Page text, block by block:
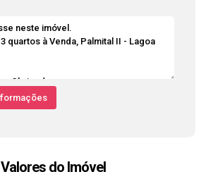
Valores do Imóvel